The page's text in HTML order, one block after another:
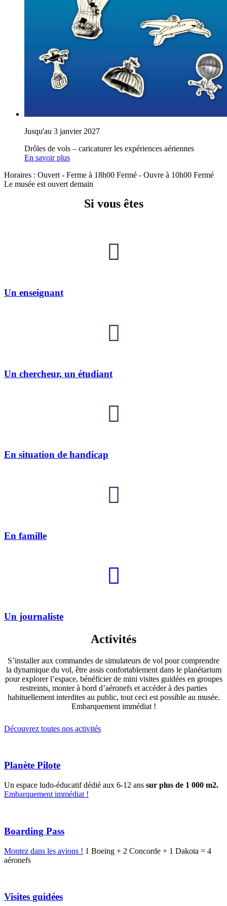
Jusqu'au 3 janvier 2027
Drôles de vols – caricaturer les expériences aériennes
En savoir plus
Horaires : Ouvert- Ferme à 18h00 Fermé - Ouvre à 10h00 Fermé
Le musée est ouvert demain
Si vous êtes
Un enseignant
Un chercheur, un étudiant
En situation de handicap
En famille
Un journaliste
Activités
S’installer aux commandes de simulateurs de vol pour comprendre
la dynamique du vol, être assis confortablement dans le planétarium
pour explorer l’espace, bénéficier de mini visites guidées en groupes
restreints, monter à bord d’aéronefs et accéder à des parties
habituellement interdites au public, tout ceci est possible au musée.
Embarquement immédiat !
Découvrez toutes nos activités
Planète Pilote
Un espace ludo-éducatif dédié aux 6-12 ans sur plus de 1 000 m2.
Embarquement immédiat !
Boarding Pass
Montez dans les avions ! 1 Boeing + 2 Concorde + 1 Dakota = 4
aéronefs
Visites guidées